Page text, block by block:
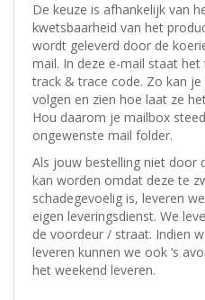
De keuze is afhankelijk van
kwetsbaarheid van het
wordt geleverd door de
mail. In deze e-mail staat
track & trace code. Zo kan
volgen en zien hoe laat ze
Hou daarom je mailbox
ongewenste mail folder.
Als jouw bestelling niet door
kan worden omdat deze te
schadegevoelig is, leveren
eigen leveringsdienst. We
de voordeur / straat. Indien
leveren kunnen we ook ‘s
het weekend leveren.